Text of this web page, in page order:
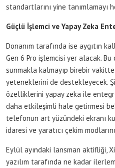
standartlarını yine tanımlamayı
Güçlü İşlemci ve Yapay Zeka
Donanım tarafında ise aygıtın
Gen 6 Pro işlemcisi yer alacak.
sunmakla kalmayıp birebir
yeteneklerini de destekleyecek.
özelliklerini yapay zeka ile
daha etkileşimli hale getirmesi
telefonun art yüzündeki ekranı
idaresi ve yaratıcı çekim
Eylül ayındaki lansman aktifliği,
yazılım tarafında ne kadar